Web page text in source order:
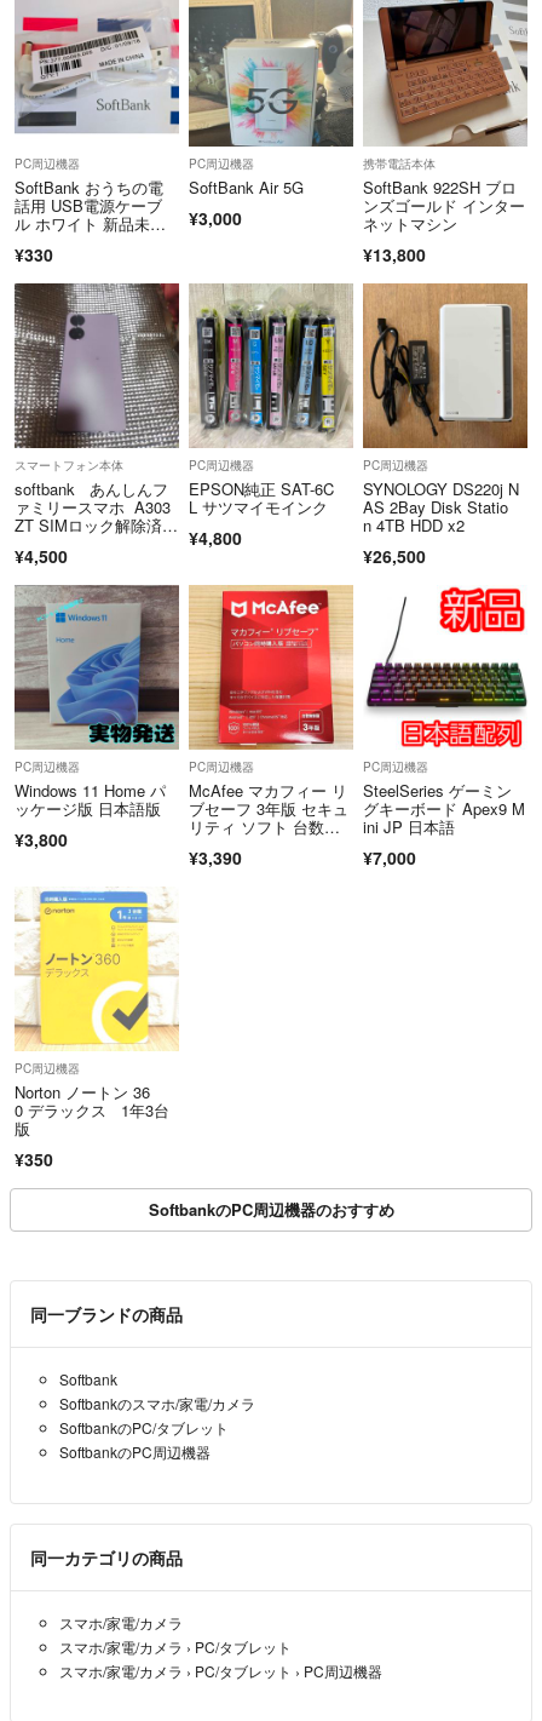
PC周辺機器
SoftBank おうちの電
話用 USB電源ケーブ
ル ホワイト 新品未使
¥330
PC周辺機器
SoftBank Air 5G
¥3,000
携帯電話本体
SoftBank 922SH ブロ
ンズゴールド インター
ネットマシン
¥13,800
スマートフォン本体
softbank あんしんフ
ァミリースマホ A303
ZT SIMロック解除済SI
¥4,500
PC周辺機器
EPSON純正 SAT-6C
L サツマイモインク
¥4,800
PC周辺機器
SYNOLOGY DS220j N
AS 2Bay Disk Statio
n 4TB HDD x2
¥26,500
PC周辺機器
Windows 11 Home パ
ッケージ版 日本語版
¥3,800
PC周辺機器
McAfee マカフィー リ
ブセーフ 3年版 セキュ
リティ ソフト 台数無
版
¥3,390
PC周辺機器
SteelSeries ゲーミン
グキーボード Apex9 M
ini JP 日本語
¥7,000
PC周辺機器
Norton ノートン 36
0 デラックス 1年3台
版
¥350
SoftbankのPC周辺機器のおすすめ
同一ブランドの商品
Softbank
Softbankのスマホ/家電/カメラ
SoftbankのPC/タブレット
SoftbankのPC周辺機器
同一カテゴリの商品
スマホ/家電/カメラ
スマホ/家電/カメラ › PC/タブレット
スマホ/家電/カメラ › PC/タブレット › PC周辺機器